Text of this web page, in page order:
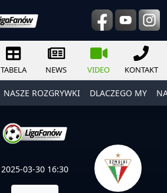
TABELA NEWS VIDEO KONTAKT
NASZE ROZGRYWKI DLACZEGO MY
2025-03-30 16:30